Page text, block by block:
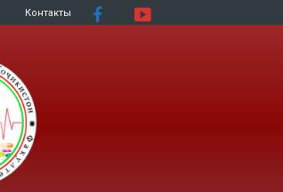
Контакты